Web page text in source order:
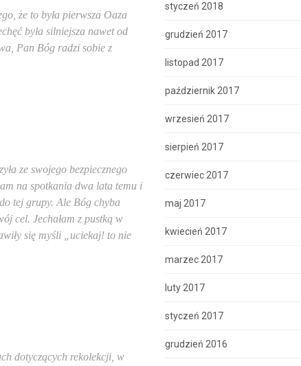
że to była pierwsza Oaza
była silniejsza nawet od
Pan Bóg radzi sobie z
ze swojego bezpiecznego
na spotkania dwa lata temu i
tej grupy. Ale Bóg chyba
cel. Jechałam z pustką w
się myśli „uciekaj! to nie
dotyczących rekolekcji, w
styczeń 2018
grudzień 2017
listopad 2017
październik 2017
wrzesień 2017
sierpień 2017
czerwiec 2017
maj 2017
kwiecień 2017
marzec 2017
luty 2017
styczeń 2017
grudzień 2016